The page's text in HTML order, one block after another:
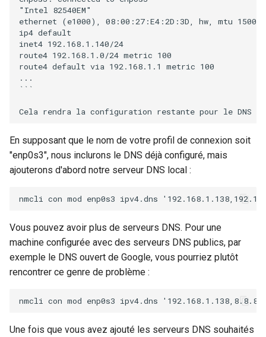
"Intel 82540EM"
ethernet (e1000), 08:00:27:E4:2D:3D, hw, mtu 1500
ip4 default
inet4 192.168.1.140/24
route4 192.168.1.0/24 metric 100
route4 default via 192.168.1.1 metric 100
...
```
En supposant que le nom de votre profil de connexion soit
"enp0s3", nous inclurons le DNS déjà configuré, mais
ajouterons d'abord notre serveur DNS local :
Vous pouvez avoir plus de serveurs DNS. Pour une
machine configurée avec des serveurs DNS publics, par
exemple le DNS ouvert de Google, vous pourriez plutôt
rencontrer ce genre de problème :
Une fois que vous avez ajouté les serveurs DNS souhaités